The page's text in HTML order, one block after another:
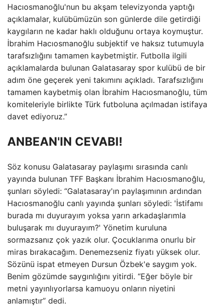
Hacıosmanoğlu'nun bu akşam televizyonda yaptığı
açıklamalar, kulübümüzün son günlerde dile getirdiği
kaygıların ne kadar haklı olduğunu ortaya koymuştur.
İbrahim Hacıosmanoğlu subjektif ve haksız tutumuyla
tarafsızlığını tamamen kaybetmiştir. Futbolla ilgili
açıklamalarda bulunan Galatasaray spor kulübü de bir
adım öne geçerek yeni takımını açıkladı. Tarafsızlığını
tamamen kaybetmiş olan İbrahim Hacıosmanoğlu, tüm
komiteleriyle birlikte Türk futboluna açılmadan istifaya
davet ediyoruz.”
ANBEAN'IN CEVABI!
Söz konusu Galatasaray paylaşımı sırasında canlı
yayında bulunan TFF Başkanı İbrahim Hacıosmanoğlu,
şunları söyledi: “Galatasaray'ın paylaşımının ardından
Hacıosmanoğlu canlı yayında şunları söyledi: 'İstifamı
burada mı duyurayım yoksa yarın arkadaşlarımla
buluşarak mı duyurayım?' Yönetim kuruluna
sormazsanız çok yazık olur. Çocuklarıma onurlu bir
miras bırakacağım. Denemezseniz fiyatı yüksek olur.
Sözünü ispat etmeyen Dursun Özbek'e saygım yok.
Benim gözümde saygınlığını yitirdi. “Eğer böyle bir
metni yayınlıyorlarsa kamuoyu onların niyetini
anlamıştır” dedi.